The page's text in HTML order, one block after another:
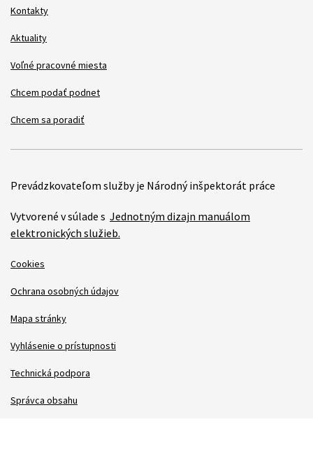
Kontakty
Aktuality
Voľné pracovné miesta
Chcem podať podnet
Chcem sa poradiť
Prevádzkovateľom služby je Národný inšpektorát práce
Vytvorené v súlade s Jednotným dizajn manuálom
elektronických služieb.
Cookies
Ochrana osobných údajov
Mapa stránky
Vyhlásenie o prístupnosti
Technická podpora
Správca obsahu